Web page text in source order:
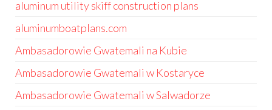
aluminum utility skiff construction plans
aluminumboatplans.com
Ambasadorowie Gwatemali na Kubie
Ambasadorowie Gwatemali w Kostaryce
Ambasadorowie Gwatemali w Salwadorze